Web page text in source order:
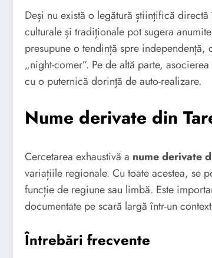
Deși nu există o legătură științifică
culturale și tradiționale pot sugera
presupune o tendință spre
„night-comer”. Pe de altă parte,
cu o puternică dorință de auto-realizare.
Nume derivate din
Cercetarea exhaustivă a nume derivate
variațiile regionale. Cu toate acestea, se
funcție de regiune sau limbă. Este
documentate pe scară largă într-un
Întrebări frecvente